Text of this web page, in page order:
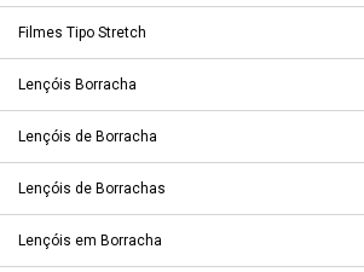
Filmes Tipo Stretch
Lençóis Borracha
Lençóis de Borracha
Lençóis de Borrachas
Lençóis em Borracha